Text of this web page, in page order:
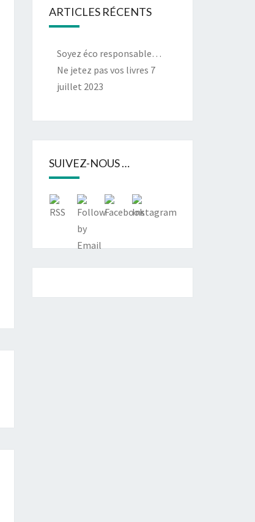
ARTICLES RÉCENTS
Soyez éco responsable…
Ne jetez pas vos livres 7
juillet 2023
SUIVEZ-NOUS …